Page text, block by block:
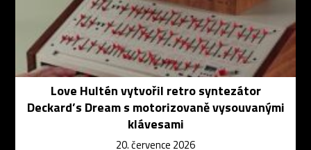
Love Hultén vytvořil retro syntezátor
Deckard’s Dream s motorizovaně vysouvanými
klávesami
20. července 2026